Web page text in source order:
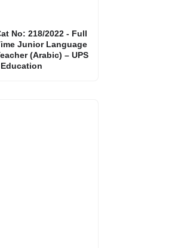
No: 218/2022 - Full
Junior Language
(Arabic) – UPS